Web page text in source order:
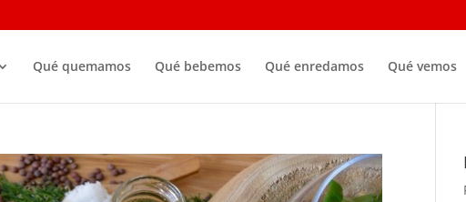
Qué quemamos Qué bebemos Qué enredamos Qué vemos